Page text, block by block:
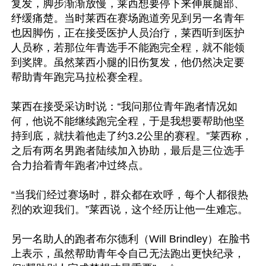
复发，脚步渐渐放慢，莱西想要停下来伸展腿部、
纾缓痛楚。当时莱西在赛场跑道旁见到另一名青年
也因脚伤，正在接受医护人员治疗，莱西听到医护
人员称，若那位年青选手不能跑完全程，就不能领
到奖牌。虽然莱西小腿的旧伤复发，他仍然决定要
帮助青年跑完马拉松赛全程。
莱西在接受采访时说：“我问那位青年跑者情况如
何，他说不能继续跑完全程，于是我想要帮助他坚
持到底，就扶着他走了约3.2公里的赛程。”莱西称，
之后有两名男跑者陆续加入协助，最后是三位选手
合力抬着青年跑者冲过终点。
“当我们经过赛场时，群众都在欢呼，每个人都很热
烈的欢迎我们。”莱西说，这个经历让他一生难忘。
另一名助人的跑者布尔德利（Will Brindley）在脸书
上表示，虽然帮助青年令自己无法跑出更快纪录，